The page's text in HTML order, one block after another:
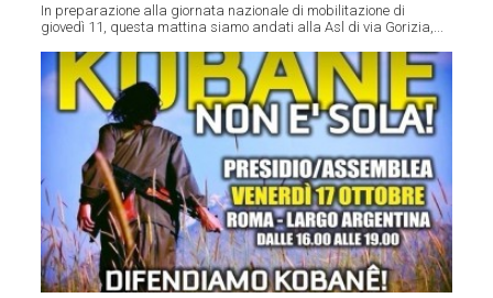
In preparazione alla giornata nazionale di mobilitazione di
giovedì 11, questa mattina siamo andati alla Asl di via Gorizia,...